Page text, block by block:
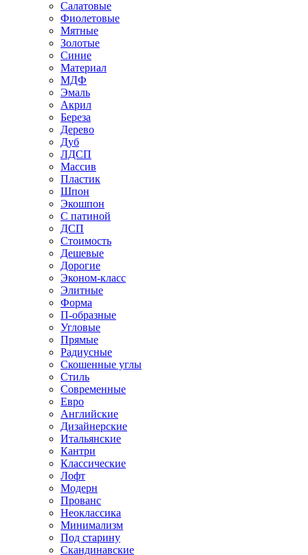
Салатовые
Фиолетовые
Мятные
Золотые
Синие
Материал
МДФ
Эмаль
Акрил
Береза
Дерево
Дуб
ЛДСП
Массив
Пластик
Шпон
Экошпон
С патиной
ДСП
Стоимость
Дешевые
Дорогие
Эконом-класс
Элитные
Форма
П-образные
Угловые
Прямые
Радиусные
Скошенные углы
Стиль
Современные
Евро
Английские
Дизайнерские
Итальянские
Кантри
Классические
Лофт
Модерн
Прованс
Неоклассика
Минимализм
Под старину
Скандинавские